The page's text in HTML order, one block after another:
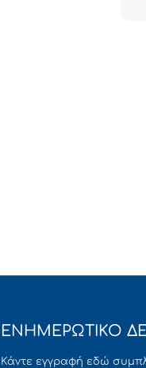
ΕΝΗΜΕΡΩΤΙΚΟ
Κάντε εγγραφή εδώ